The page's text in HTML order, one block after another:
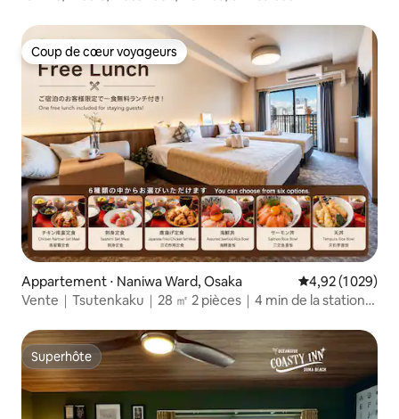
Coup de cœur voyageurs
Coup de cœur voyageurs
Appartement ⋅ Naniwa Ward, Osaka Évaluation
4,92 (1 029)
Vente｜Tsutenkaku｜28 ㎡ 2 pièces｜4 min de la station
Superhôte
Superhôte